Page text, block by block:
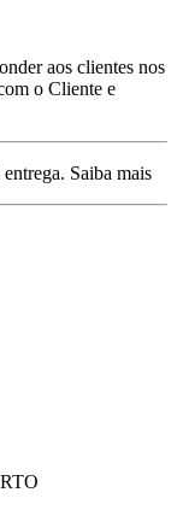
aos clientes nos
o Cliente e
Saiba mais